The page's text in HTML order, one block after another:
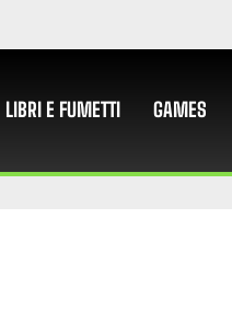
LIBRI E FUMETTI GAMES